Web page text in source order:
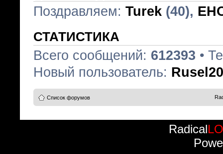
Поздравляем: Turek (40),
СТАТИСТИКА
Всего сообщений: 612393 •
Новый пользователь:
Список форумов
Radical